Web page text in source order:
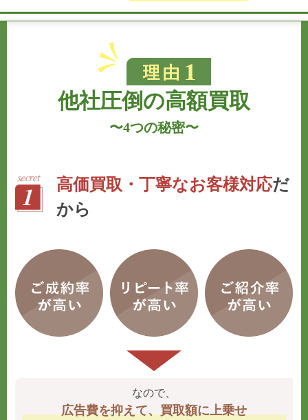
他社圧倒の高額買取
〜4つの秘密〜
高価買取・丁寧なお客様対応だ
から
なので、
広告費を抑えて、買取額に上乗せ